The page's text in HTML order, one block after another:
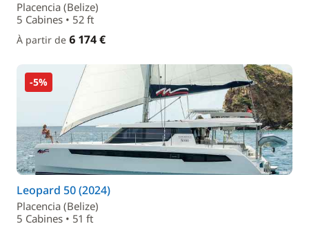
Placencia (Belize)
5 Cabines • 52 ft
À partir de 6 174 €
-5%
Leopard 50 (2024)
Placencia (Belize)
5 Cabines • 51 ft